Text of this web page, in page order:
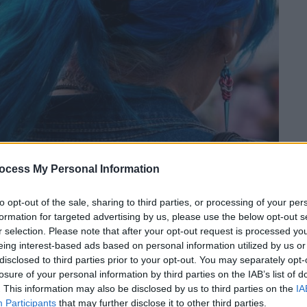
My Personal Information
opt-out of the sale, sharing to third parties, or processing of your
for targeted advertising by us, please use the below opt-out
selection. Please note that after your opt-out request is processed
interest-based ads based on personal information utilized by us
to third parties prior to your opt-out. You may separately
of your personal information by third parties on the IAB’s list of
This information may also be disclosed by us to third parties on the
Participants that may further disclose it to other third parties.
το ΕΘΝΟΣ στη Google
την πλειοψηφία έχουν οι συντηρητικοί
προσωρινά στην κυβέρνηση του
από τον στρατό, μια επιτυχία
τις επιθέσεις του εναντίον της